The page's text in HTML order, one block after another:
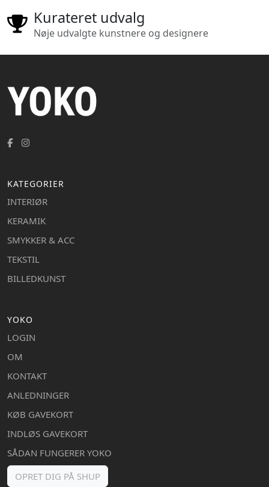
Kurateret udvalg
Nøje udvalgte kunstnere og designere
KATEGORIER
INTERIØR
KERAMIK
SMYKKER & ACC
TEKSTIL
BILLEDKUNST
YOKO
LOGIN
OM
KONTAKT
ANLEDNINGER
KØB GAVEKORT
INDLØS GAVEKORT
SÅDAN FUNGERER YOKO
OPRET DIG PÅ SHUP